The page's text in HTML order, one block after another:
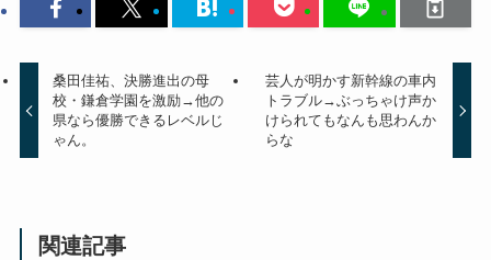
桑田佳祐、決勝進出の母
校・鎌倉学園を激励→他の
県なら優勝できるレベルじ
ゃん。
芸人が明かす新幹線の車内
トラブル→ぶっちゃけ声か
けられてもなんも思わんか
らな
関連記事